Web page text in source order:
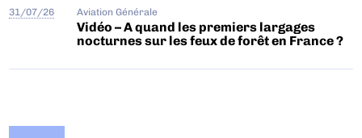
31/07/26 Aviation Générale
Vidéo – A quand les premiers largages
nocturnes sur les feux de forêt en France ?